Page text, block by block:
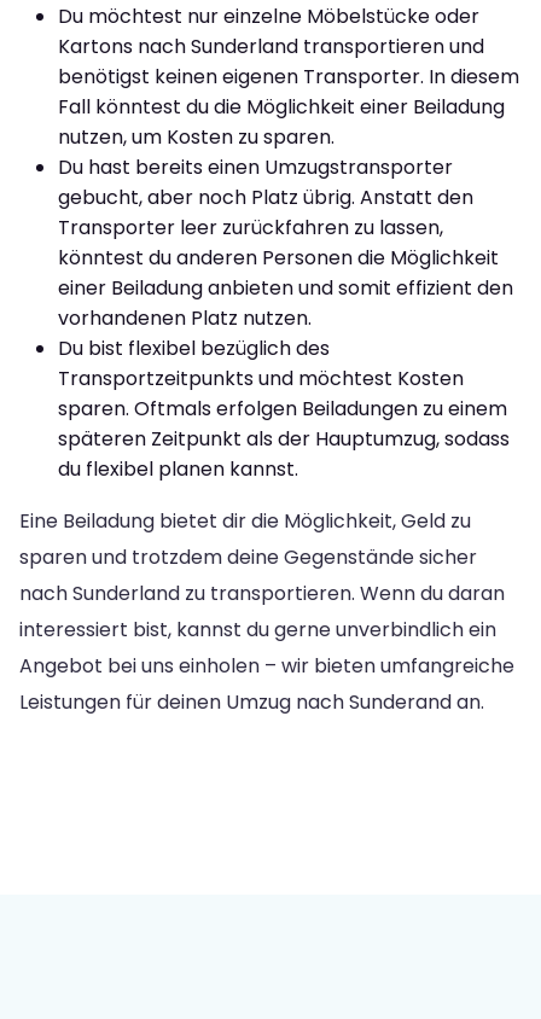
Du möchtest nur einzelne Möbelstücke oder
Kartons nach Sunderland transportieren und
benötigst keinen eigenen Transporter. In diesem
Fall könntest du die Möglichkeit einer Beiladung
nutzen, um Kosten zu sparen.
Du hast bereits einen Umzugstransporter
gebucht, aber noch Platz übrig. Anstatt den
Transporter leer zurückfahren zu lassen,
könntest du anderen Personen die Möglichkeit
einer Beiladung anbieten und somit effizient den
vorhandenen Platz nutzen.
Du bist flexibel bezüglich des
Transportzeitpunkts und möchtest Kosten
sparen. Oftmals erfolgen Beiladungen zu einem
späteren Zeitpunkt als der Hauptumzug, sodass
du flexibel planen kannst.
Eine Beiladung bietet dir die Möglichkeit, Geld zu
sparen und trotzdem deine Gegenstände sicher
nach Sunderland zu transportieren. Wenn du daran
interessiert bist, kannst du gerne unverbindlich ein
Angebot bei uns einholen – wir bieten umfangreiche
Leistungen für deinen Umzug nach Sunderand an.